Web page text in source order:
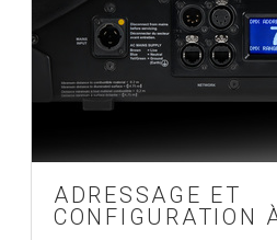
ADRESSAGE ET
CONFIGURATION